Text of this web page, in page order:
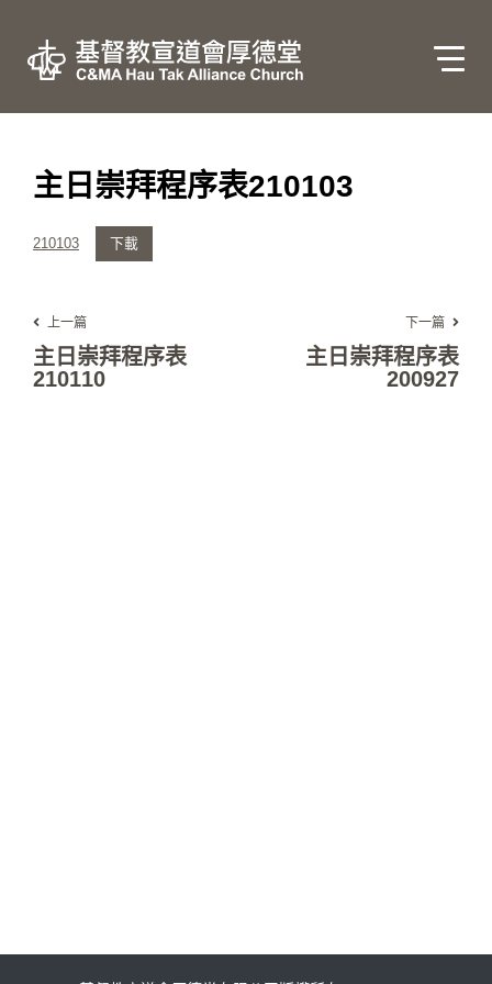
主日崇拜程序表210103
210103 下載
上一篇
主日崇拜程序表
210110
下一篇
主日崇拜程序表
200927